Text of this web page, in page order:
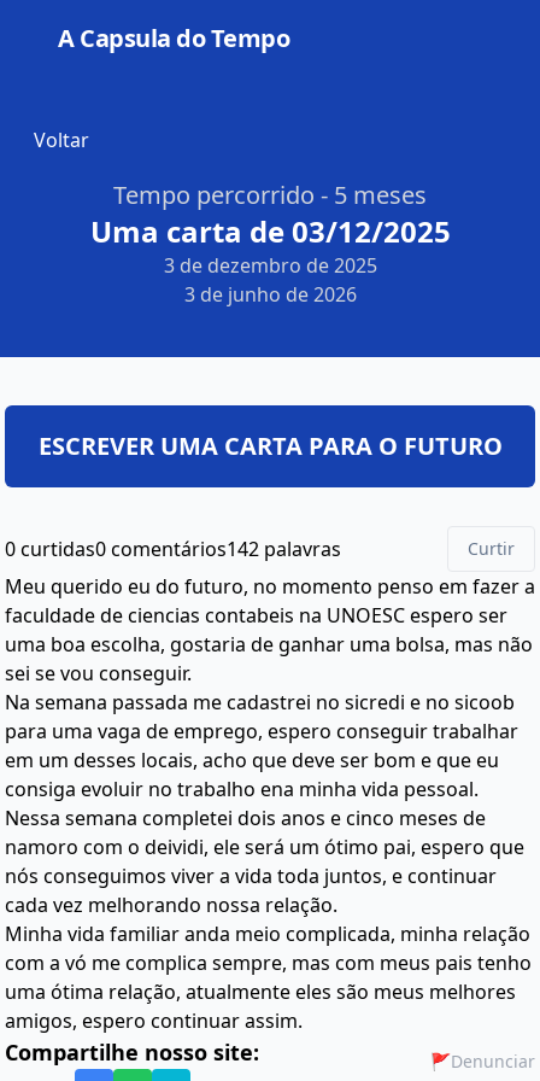
A Capsula do Tempo
Voltar
Tempo percorrido - 5 meses
Uma carta de 03/12/2025
3 de dezembro de 2025
3 de junho de 2026
0 curtidas0 comentários142 palavras Curtir
Meu querido eu do futuro, no momento penso em fazer a
faculdade de ciencias contabeis na UNOESC espero ser
uma boa escolha, gostaria de ganhar uma bolsa, mas não
sei se vou conseguir.
Na semana passada me cadastrei no sicredi e no sicoob
para uma vaga de emprego, espero conseguir trabalhar
em um desses locais, acho que deve ser bom e que eu
consiga evoluir no trabalho ena minha vida pessoal.
Nessa semana completei dois anos e cinco meses de
namoro com o deividi, ele será um ótimo pai, espero que
nós conseguimos viver a vida toda juntos, e continuar
cada vez melhorando nossa relação.
Minha vida familiar anda meio complicada, minha relação
com a vó me complica sempre, mas com meus pais tenho
uma ótima relação, atualmente eles são meus melhores
amigos, espero continuar assim.
Compartilhe nosso site: 🚩Denunciar
ESCREVER UMA CARTA PARA O FUTURO